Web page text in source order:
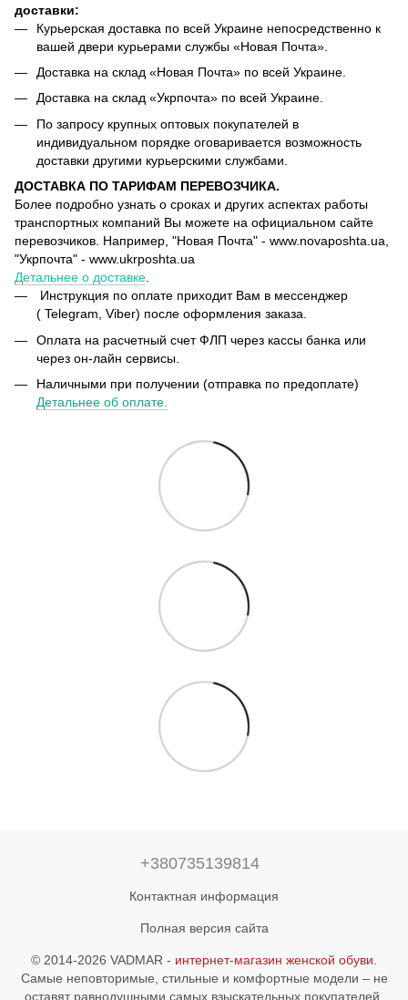
доставки:
Курьерская доставка по всей Украине непосредственно к
вашей двери курьерами службы «Новая Почта».
Доставка на склад «Новая Почта» по всей Украине.
Доставка на склад «Укрпочта» по всей Украине.
По запросу крупных оптовых покупателей в
индивидуальном порядке оговаривается возможность
доставки другими курьерскими службами.
ДОСТАВКА ПО ТАРИФАМ ПЕРЕВОЗЧИКА.
Более подробно узнать о сроках и других аспектах работы
транспортных компаний Вы можете на официальном сайте
перевозчиков. Например, "Новая Почта" - www.novaposhta.ua,
"Укрпочта" - www.ukrposhta.ua
Детальнее о доставке
Инструкция по оплате приходит Вам в мессенджер
( Telegram, Viber) после оформления заказа.
Оплата на расчетный счет ФЛП через кассы банка или
через он-лайн сервисы.
Наличными при получении (отправка по предоплате)
Детальнее об оплате.
+380735139814
Контактная информация
Полная версия сайта
© 2014-2026 VADMAR - интернет-магазин женской обуви
Самые неповторимые, стильные и комфортные модели – не
оставят равнодушными самых взыскательных покупателей.